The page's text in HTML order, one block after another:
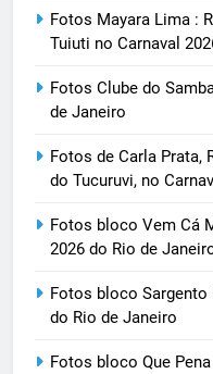
Fotos Mayara Lima :
Tuiuti no Carnaval
Fotos Clube do
de Janeiro
Fotos de Carla Prata,
do Tucuruvi, no
Fotos bloco Vem Cá
2026 do Rio de
Fotos bloco Sargento
do Rio de Janeiro
Fotos bloco Que